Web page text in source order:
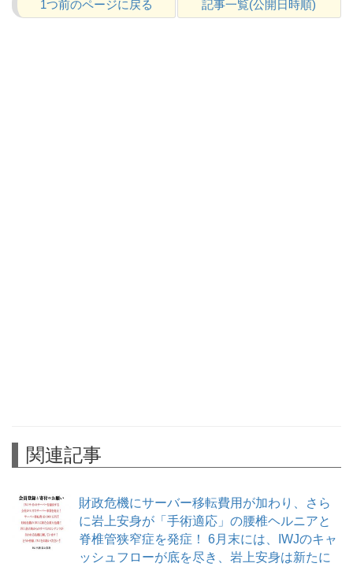
1つ前のページに戻る 記事一覧(公開日時順)
関連記事
財政危機にサーバー移転費用が加わり、さら
に岩上安身が「手術適応」の腰椎ヘルニアと
脊椎管狭窄症を発症！ 6月末には、IWJのキャ
ッシュフローが底を尽き、岩上安身は新たに